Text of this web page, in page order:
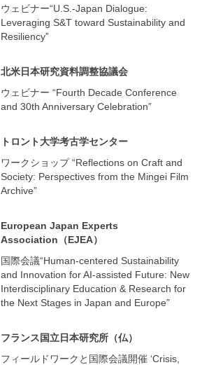
ウェビナー“U.S.-Japan Dialogue:
Leveraging S&T toward Sustainability and
Resiliency”
北米日本研究資料調整協議会
ウェビナー “Fourth Decade Conference
and 30th Anniversary Celebration”
トロント大学考古学センター
ワークショップ “Reflections on Craft and
Society: Perspectives from the Mingei Film
Archive”
European Japan Experts
Association（EJEA）
国際会議“Human-centered Sustainability
and Innovation for AI-assisted Future: New
Interdisciplinary Education & Research for
the Next Stages in Japan and Europe”
フランス国立日本研究所（仏）
フィールドワークと国際会議開催 ‘Crisis,